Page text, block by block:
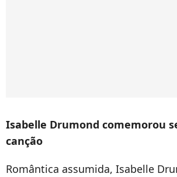
Isabelle Drumond comemorou
canção
Romântica assumida, Isabelle